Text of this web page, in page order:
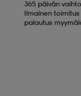
365 päivän
Ilmainen
palautus